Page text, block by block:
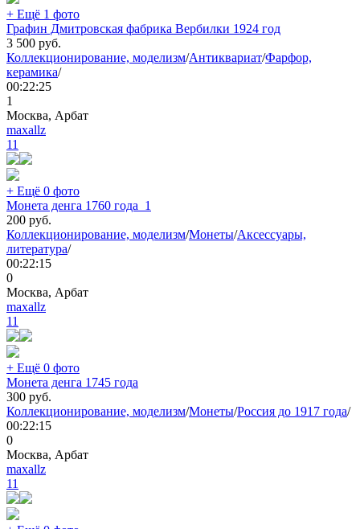
+ Ещё 1 фото
Графин Дмитровская фабрика Вербилки 1924 год
3 500 руб.
Коллекционирование, моделизм/Антиквариат/Фарфор,
керамика/
00:22:25
1
Москва, Арбат
maxallz
11
+ Ещё 0 фото
Монета денга 1760 года_1
200 руб.
Коллекционирование, моделизм/Монеты/Аксессуары,
литература/
00:22:15
0
Москва, Арбат
maxallz
11
+ Ещё 0 фото
Монета денга 1745 года
300 руб.
Коллекционирование, моделизм/Монеты/Россия до 1917 года/
00:22:15
0
Москва, Арбат
maxallz
11